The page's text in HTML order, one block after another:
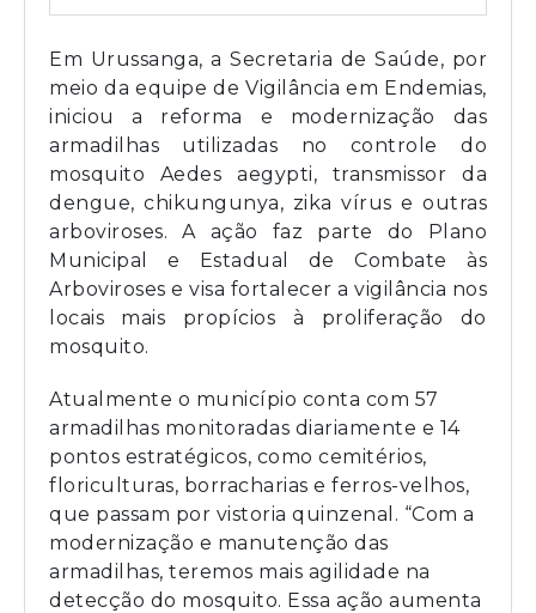
Em Urussanga, a Secretaria de Saúde, por
meio da equipe de Vigilância em Endemias,
iniciou a reforma e modernização das
armadilhas utilizadas no controle do
mosquito Aedes aegypti, transmissor da
dengue, chikungunya, zika vírus e outras
arboviroses. A ação faz parte do Plano
Municipal e Estadual de Combate às
Arboviroses e visa fortalecer a vigilância nos
locais mais propícios à proliferação do
mosquito.
Atualmente o município conta com 57
armadilhas monitoradas diariamente e 14
pontos estratégicos, como cemitérios,
floriculturas, borracharias e ferros-velhos,
que passam por vistoria quinzenal. “Com a
modernização e manutenção das
armadilhas, teremos mais agilidade na
detecção do mosquito. Essa ação aumenta